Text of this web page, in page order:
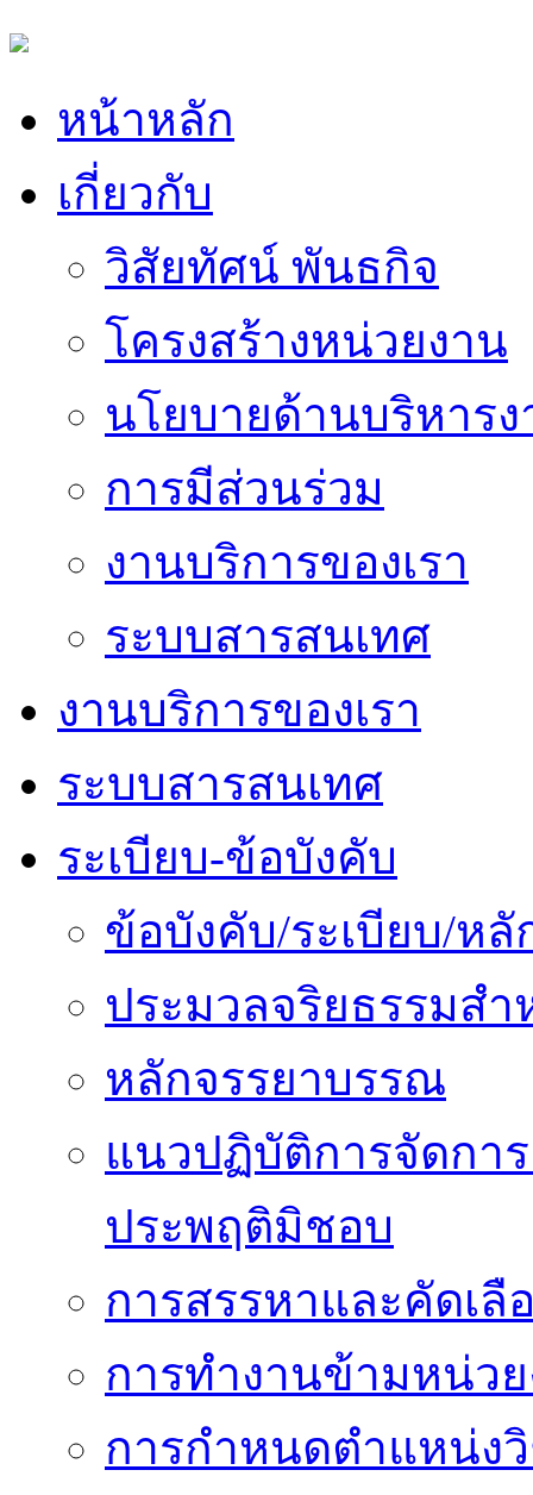
หน้าหลัก
เกี่ยวกับ
วิสัยทัศน์ พันธกิจ
โครงสร้างหน่วยงาน
นโยบายด้านบริหาร
การมีส่วนร่วม
งานบริการของเรา
ระบบสารสนเทศ
งานบริการของเรา
ระบบสารสนเทศ
ระเบียบ-ข้อบังคับ
ข้อบังคับ/ระเบียบ/ห
ประมวลจริยธรรมส
หลักจรรยาบรรณ
แนวปฏิบัติการจัดการ
ประพฤติมิชอบ
การสรรหาและคัดเลื
การทำงานข้ามหน่ว
การกำหนดตำแหน่ง